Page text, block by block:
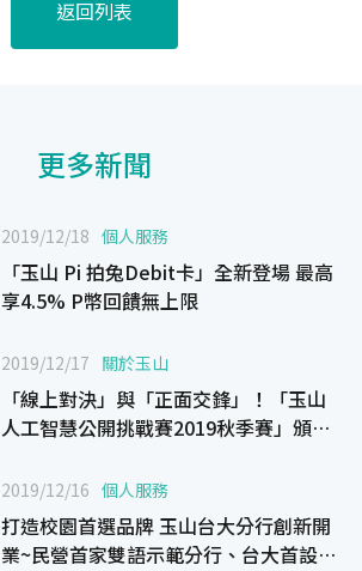
返回列表
更多新聞
2019/12/18 個人服務
「玉山 Pi 拍兔Debit卡」全新登場 最高
享4.5% P幣回饋無上限
2019/12/17 關於玉山
「線上對決」與「正面交鋒」！「玉山
人工智慧公開挑戰賽2019秋季賽」頒獎
2019/12/16 個人服務
打造校園首選品牌 玉山台大分行創新開
業~民營首家雙語示範分行、台大首設刷